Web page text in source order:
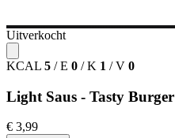
Uitverkocht
KCAL 5 / E 0 / K 1 / V 0
Light Saus - Tasty Burger
€ 3,99